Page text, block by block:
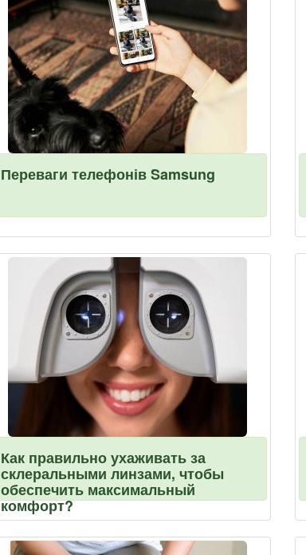
Переваги телефонів Samsung
Как правильно ухаживать за
склеральными линзами, чтобы
обеспечить максимальный
комфорт?